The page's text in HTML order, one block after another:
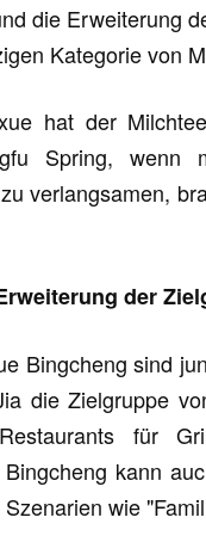
die Erweiterung
Kategorie von
hat der
Spring,
verlangsamen,
der
Bingcheng sind
die Zielgruppe
für
kann
wie